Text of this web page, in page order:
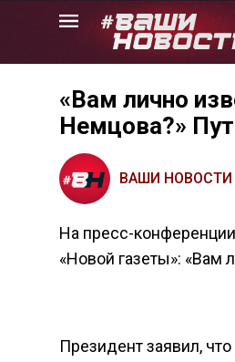
Skip
«Вам лично
Немцова?»
ВАШИ НОВОСТИ
На пресс-
«Новой газеты»: «Вам
Президент заявил,